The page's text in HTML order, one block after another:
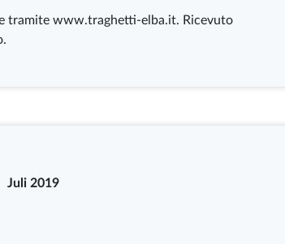
tramite www.traghetti-elba.it. Ricevuto
Juli 2019